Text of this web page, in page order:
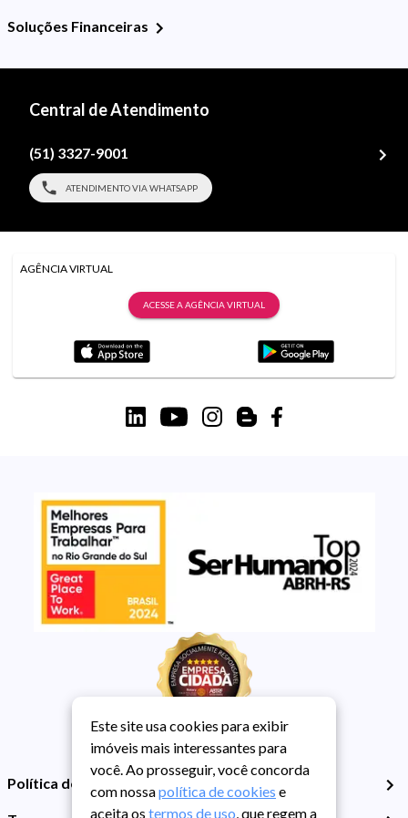
Soluções Financeiras
Central de Atendimento
(51) 3327-9001
ATENDIMENTO VIA WHATSAPP
AGÊNCIA VIRTUAL
ACESSE A AGÊNCIA VIRTUAL
Política de Privacidade
Este site usa cookies para exibir
imóveis mais interessantes para
você. Ao prosseguir, você concorda
com nossapolítica de cookies e
aceita os termos de uso, que regem a